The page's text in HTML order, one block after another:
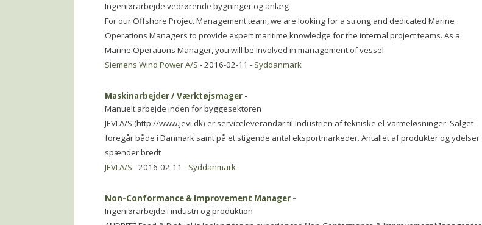
Ingeniørarbejde vedrørende bygninger og anlæg
For our Offshore Project Management team, we are looking for a strong and dedicated Marine
Operations Managers to provide expert maritime knowledge for the internal project teams. As a
Marine Operations Manager, you will be involved in management of vessel
Siemens Wind Power A/S - 2016-02-11 - Syddanmark
Maskinarbejder / Værktøjsmager -
Manuelt arbejde inden for byggesektoren
JEVI A/S (http://www.jevi.dk) er serviceleverandør til industrien af tekniske el-varmeløsninger. Salget
foregår både i Danmark samt på et stigende antal eksportmarkeder. Antallet af produkter og ydelser
spænder bredt
JEVI A/S - 2016-02-11 - Syddanmark
Non-Conformance & Improvement Manager -
Ingeniørarbejde i industri og produktion